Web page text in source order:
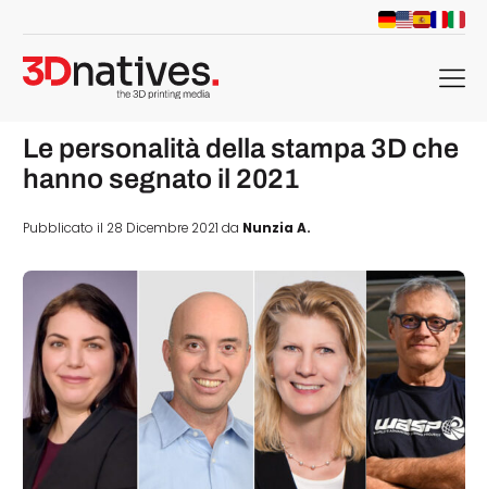
menu
Le personalità della stampa 3D che
hanno segnato il 2021
Pubblicato il 28 Dicembre 2021 da Nunzia A.